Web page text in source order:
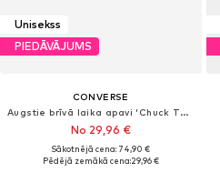
Unisekss
PIEDĀVĀJUMS
CONVERSE
Augstie brīvā laika apavi 'Chuck Taylor All Star'
No 29,96 €
Sākotnējā cena: 74,90 €
Pēdējā zemākā cena:29,96 €